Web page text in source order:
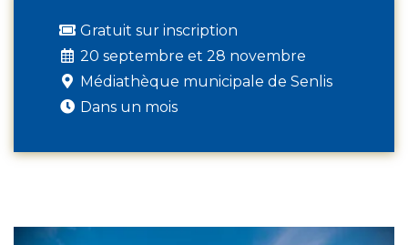
Gratuit sur inscription
20 septembre et 28 novembre
Médiathèque municipale de Senlis
Dans un mois